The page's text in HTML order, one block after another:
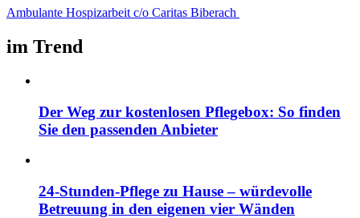
Ambulante Hospizarbeit c/o Caritas Biberach
im Trend
Der Weg zur kostenlosen Pflegebox: So finden
Sie den passenden Anbieter
24-Stunden-Pflege zu Hause – würdevolle
Betreuung in den eigenen vier Wänden